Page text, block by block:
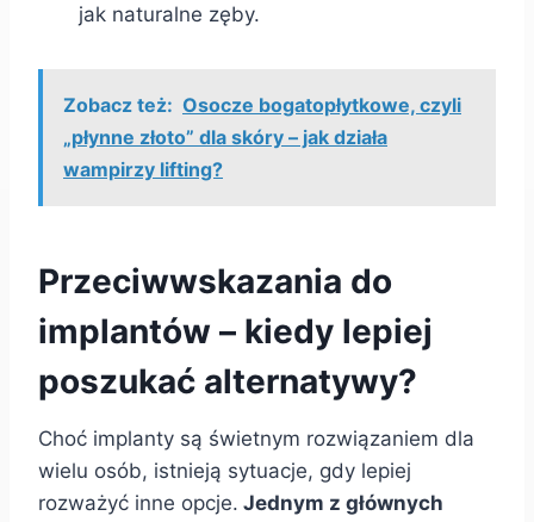
jak naturalne zęby.
Zobacz też: Osocze bogatopłytkowe, czyli
„płynne złoto” dla skóry – jak działa
wampirzy lifting?
Przeciwwskazania do
implantów – kiedy lepiej
poszukać alternatywy?
Choć implanty są świetnym rozwiązaniem dla
wielu osób, istnieją sytuacje, gdy lepiej
rozważyć inne opcje. Jednym z głównych